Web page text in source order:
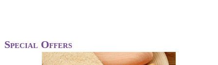
Special Offers